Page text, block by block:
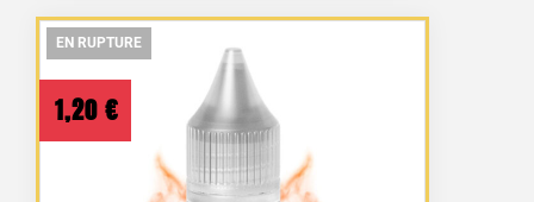
EN RUPTURE
EN RUPTURE
1,20 €
EN RUPTURE